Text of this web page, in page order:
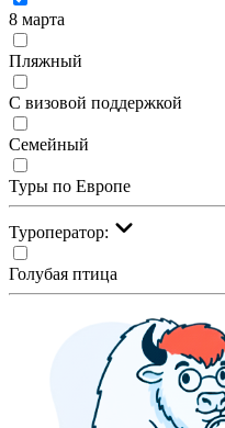
8 марта
Пляжный
С визовой поддержкой
Семейный
Туры по Европе
Туроператор:
Голубая птица